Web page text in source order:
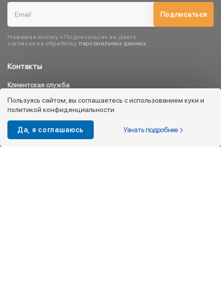
Контакты
Клиентская служба
8 800 333 08 45
info@kotofey.ru
Магазины в Москва (50)
Подписаться
Нажимая кнопку «Подписаться» вы даете
согласие на обработку персональных данных
Пользуясь сайтом, вы соглашаетесь с использованием куки и
политикой конфиденциальности
Да, я соглашаюсь Узнать подробнее